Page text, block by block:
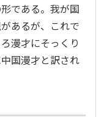
である。我が国
あるが、これで
漫才にそっくり
国漫才と訳され